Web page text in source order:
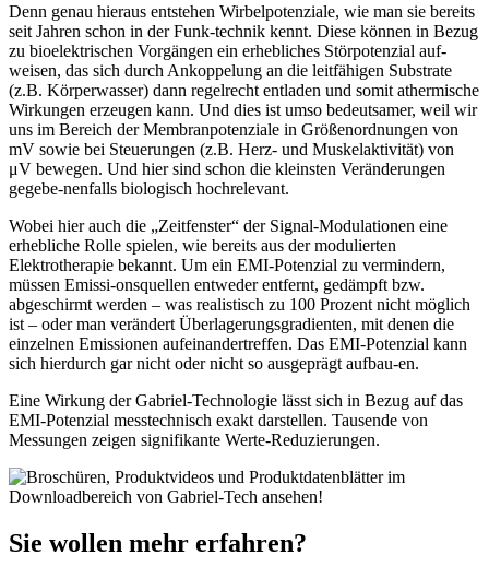
Denn genau hieraus entstehen Wirbelpotenziale, wie man sie bereits
seit Jahren schon in der Funk-technik kennt. Diese können in Bezug
zu bioelektrischen Vorgängen ein erhebliches Störpotenzial auf-
weisen, das sich durch Ankoppelung an die leitfähigen Substrate
(z.B. Körperwasser) dann regelrecht entladen und somit athermische
Wirkungen erzeugen kann. Und dies ist umso bedeutsamer, weil wir
uns im Bereich der Membranpotenziale in Größenordnungen von
mV sowie bei Steuerungen (z.B. Herz- und Muskelaktivität) von
μV bewegen. Und hier sind schon die kleinsten Veränderungen
gegebe-nenfalls biologisch hochrelevant.
Wobei hier auch die „Zeitfenster“ der Signal-Modulationen eine
erhebliche Rolle spielen, wie bereits aus der modulierten
Elektrotherapie bekannt. Um ein EMI-Potenzial zu vermindern,
müssen Emissi-onsquellen entweder entfernt, gedämpft bzw.
abgeschirmt werden – was realistisch zu 100 Prozent nicht möglich
ist – oder man verändert Überlagerungsgradienten, mit denen die
einzelnen Emissionen aufeinandertreffen. Das EMI-Potenzial kann
sich hierdurch gar nicht oder nicht so ausgeprägt aufbau-en.
Eine Wirkung der Gabriel-Technologie lässt sich in Bezug auf das
EMI-Potenzial messtechnisch exakt darstellen. Tausende von
Messungen zeigen signifikante Werte-Reduzierungen.
Sie wollen mehr erfahren?